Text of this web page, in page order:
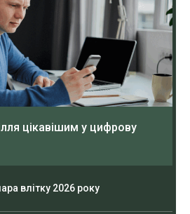
цікавішим у цифрову
влітку 2026 року